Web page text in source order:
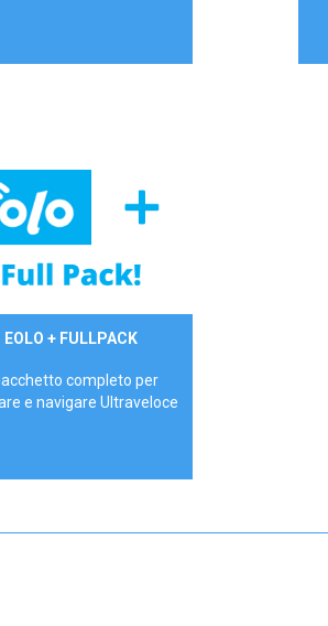
€/mese
EOLO + FULLPACK
pacchetto completo per
e navigare Ultraveloce